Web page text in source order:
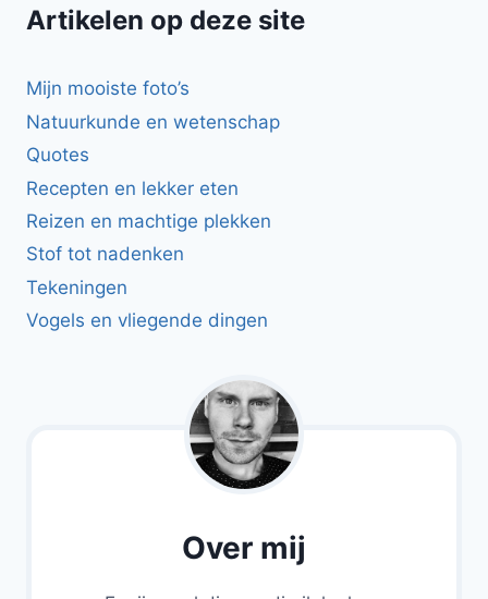
Artikelen op deze site
Mijn mooiste foto’s
Natuurkunde en wetenschap
Quotes
Recepten en lekker eten
Reizen en machtige plekken
Stof tot nadenken
Tekeningen
Vogels en vliegende dingen
Over mij